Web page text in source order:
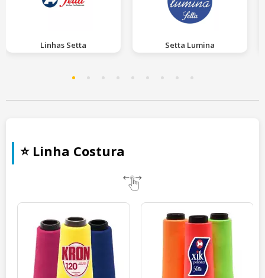
Linhas Setta Setta Lumina
⭐ Linha Costura